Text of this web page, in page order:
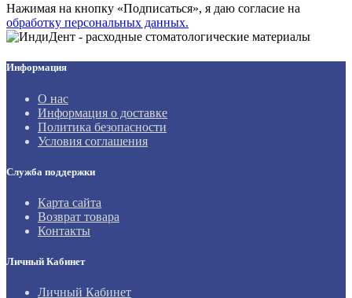
Нажимая на кнопку «Подписаться», я даю cогласие на
обработку персональных данных.
Информация
О нас
Информация о доставке
Политика безопасности
Условия соглашения
Служба поддержки
Карта сайта
Возврат товара
Контакты
Личный Кабинет
Личный Кабинет